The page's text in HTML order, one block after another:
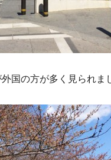
国の方が多く見られま